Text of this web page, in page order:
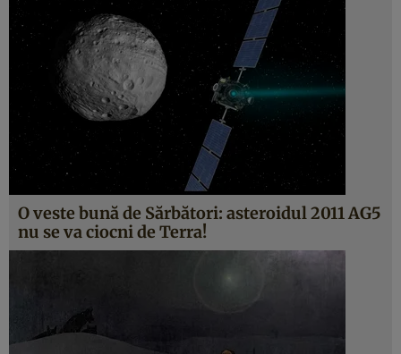
O veste bună de Sărbători: asteroidul 2011 AG5
nu se va ciocni de Terra!